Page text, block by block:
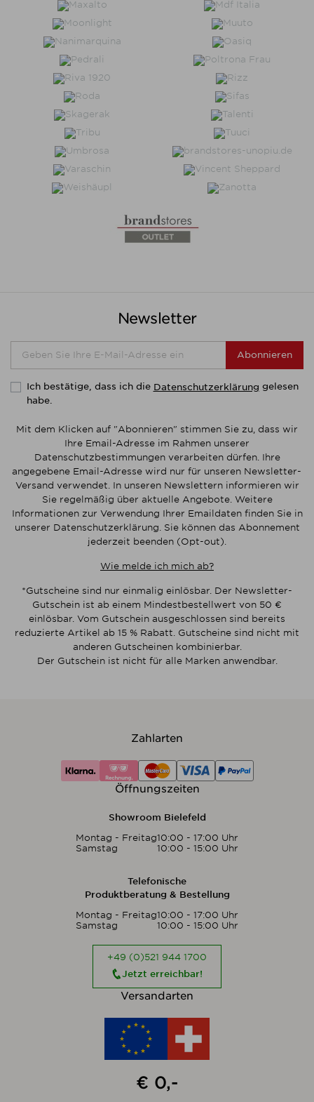
Newsletter
Abonnieren
Ich bestätige, dass ich die Datenschutzerklärung gelesen
habe.
Mit dem Klicken auf "Abonnieren" stimmen Sie zu, dass wir
Ihre Email-Adresse im Rahmen unserer
Datenschutzbestimmungen verarbeiten dürfen. Ihre
angegebene Email-Adresse wird nur für unseren Newsletter-
Versand verwendet. In unseren Newslettern informieren wir
Sie regelmäßig über aktuelle Angebote. Weitere
Informationen zur Verwendung Ihrer Emaildaten finden Sie in
unserer Datenschutzerklärung. Sie können das Abonnement
jederzeit beenden (Opt-out).
Wie melde ich mich ab?
*Gutscheine sind nur einmalig einlösbar. Der Newsletter-
Gutschein ist ab einem Mindestbestellwert von 50 €
einlösbar. Vom Gutschein ausgeschlossen sind bereits
reduzierte Artikel ab 15 % Rabatt. Gutscheine sind nicht mit
anderen Gutscheinen kombinierbar.
Der Gutschein ist nicht für alle Marken anwendbar.
Zahlarten
Öffnungszeiten
Showroom Bielefeld
Montag - Freitag10:00 - 17:00 Uhr
Samstag
10:00 - 15:00 Uhr
Telefonische
Produktberatung & Bestellung
Montag - Freitag10:00 - 17:00 Uhr
Samstag
10:00 - 15:00 Uhr
+49 (0)521 944 1700
Jetzt erreichbar!
Versandarten
€ 0,-